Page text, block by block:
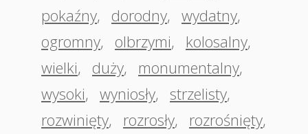
pokaźny, dorodny, wydatny,
ogromny, olbrzymi, kolosalny,
wielki, duży, monumentalny,
wysoki, wyniosły, strzelisty,
rozwinięty, rozrosły, rozrośnięty,